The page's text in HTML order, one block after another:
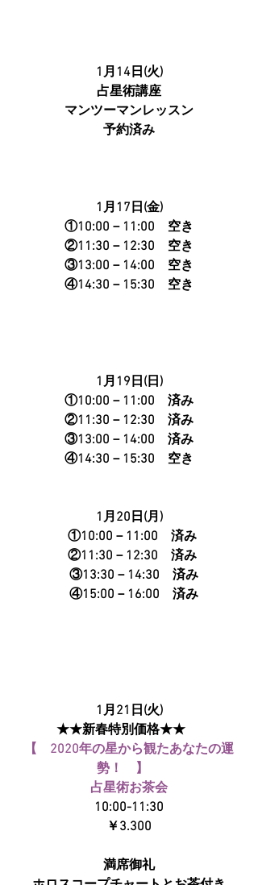
1月14日(火)
占星術講座
マンツーマンレッスン
予約済み
1月17日(金)
①10:00－11:00　空き
②11:30－12:30　空き
③13:00－14:00　空き
④14:30－15:30　空き
1月19日(日)
①10:00－11:00　済み
②11:30－12:30　済み
③13:00－14:00　済み
④14:30－15:30　空き
1月20日(月)
  ①10:00－11:00　済み
   ②11:30－12:30　済み
③13:30－14:30　済み
④15:00－16:00　済み
1月21日(火)
★★新春特別価格★★
【　2020年の星から観たあなたの運
勢！　】
占星術お茶会
10:00-11:30
￥3.300
満席御礼